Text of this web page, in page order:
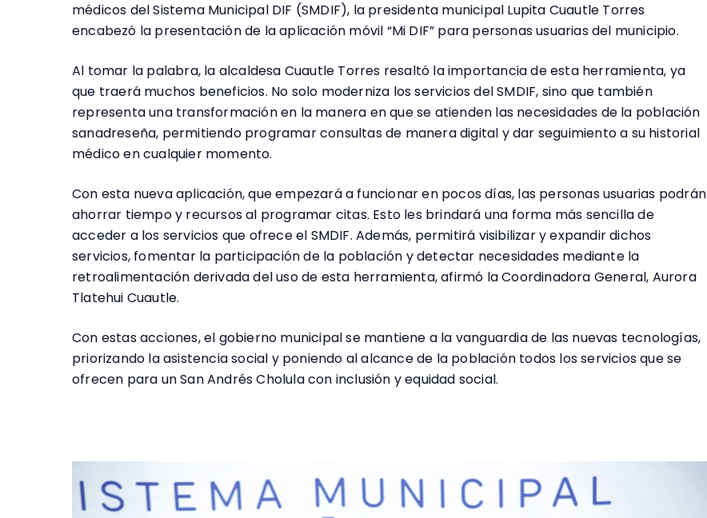
médicos del Sistema Municipal DIF (SMDIF), la presidenta municipal Lupita Cuautle Torres
encabezó la presentación de la aplicación móvil “Mi DIF” para personas usuarias del municipio.
Al tomar la palabra, la alcaldesa Cuautle Torres resaltó la importancia de esta herramienta, ya
que traerá muchos beneficios. No solo moderniza los servicios del SMDIF, sino que también
representa una transformación en la manera en que se atienden las necesidades de la población
sanadreseña, permitiendo programar consultas de manera digital y dar seguimiento a su historial
médico en cualquier momento.
Con esta nueva aplicación, que empezará a funcionar en pocos días, las personas usuarias podrán
ahorrar tiempo y recursos al programar citas. Esto les brindará una forma más sencilla de
acceder a los servicios que ofrece el SMDIF. Además, permitirá visibilizar y expandir dichos
servicios, fomentar la participación de la población y detectar necesidades mediante la
retroalimentación derivada del uso de esta herramienta, afirmó la Coordinadora General, Aurora
Tlatehui Cuautle.
Con estas acciones, el gobierno municipal se mantiene a la vanguardia de las nuevas tecnologías,
priorizando la asistencia social y poniendo al alcance de la población todos los servicios que se
ofrecen para un San Andrés Cholula con inclusión y equidad social.